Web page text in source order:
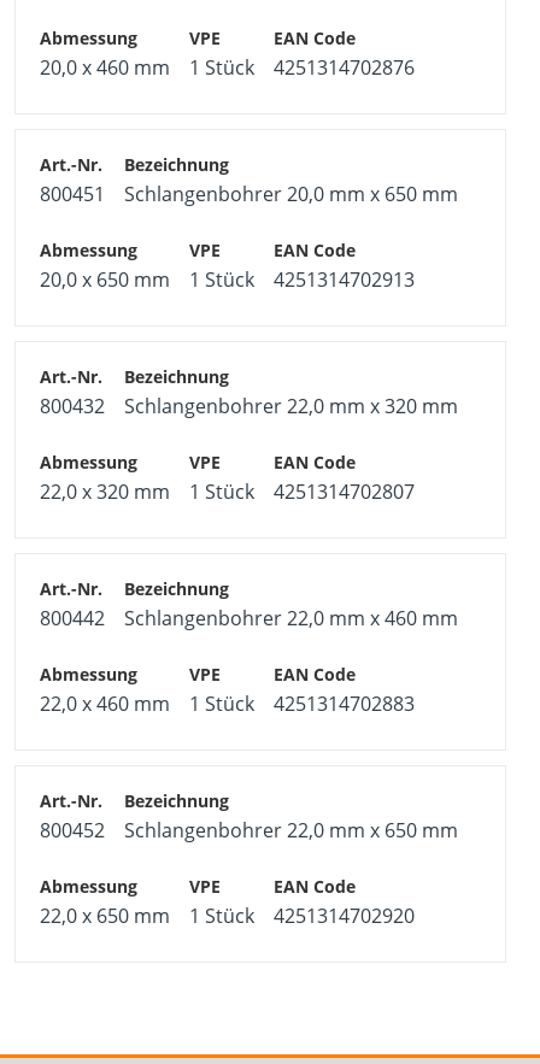
20,0 x 460 mm 1 Stück 4251314702876
800451 Schlangenbohrer 20,0 mm x 650 mm
20,0 x 650 mm 1 Stück 4251314702913
800432 Schlangenbohrer 22,0 mm x 320 mm
22,0 x 320 mm 1 Stück 4251314702807
800442 Schlangenbohrer 22,0 mm x 460 mm
22,0 x 460 mm 1 Stück 4251314702883
800452 Schlangenbohrer 22,0 mm x 650 mm
22,0 x 650 mm 1 Stück 4251314702920